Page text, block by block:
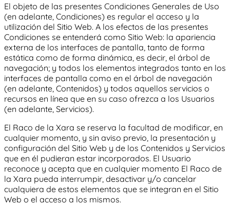
El objeto de las presentes Condiciones Generales de Uso
(en adelante, Condiciones) es regular el acceso y la
utilización del Sitio Web. A los efectos de las presentes
Condiciones se entenderá como Sitio Web: la apariencia
externa de los interfaces de pantalla, tanto de forma
estática como de forma dinámica, es decir, el árbol de
navegación; y todos los elementos integrados tanto en los
interfaces de pantalla como en el árbol de navegación
(en adelante, Contenidos) y todos aquellos servicios o
recursos en línea que en su caso ofrezca a los Usuarios
(en adelante, Servicios).
El Raco de la Xara se reserva la facultad de modificar, en
cualquier momento, y sin aviso previo, la presentación y
configuración del Sitio Web y de los Contenidos y Servicios
que en él pudieran estar incorporados. El Usuario
reconoce y acepta que en cualquier momento El Raco de
la Xara pueda interrumpir, desactivar y/o cancelar
cualquiera de estos elementos que se integran en el Sitio
Web o el acceso a los mismos.